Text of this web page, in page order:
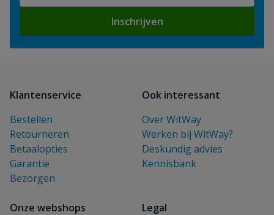
Inschrijven
Klantenservice
Bestellen
Retourneren
Betaalopties
Garantie
Bezorgen
Ook interessant
Over WitWay
Werken bij WitWay?
Deskundig advies
Kennisbank
Onze webshops
Legal